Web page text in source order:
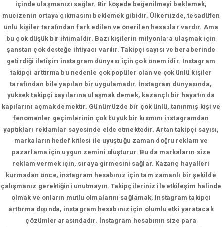
içinde ulaşmanızı sağlar. Bir köşede beğenilmeyi beklemek,
mucizenin ortaya çıkmasını beklemek gibidir. Ülkemizde, tesadüfen
ünlü kişiler tarafından fark edilen ve önerilen hesaplar vardır. Ama
bu çok düşük bir ihtimaldir. Bazı kişilerin milyonlara ulaşmak için
şanstan çok desteğe ihtiyacı vardır. Takipçi sayısı ve beraberinde
getirdiği iletişim instagram dünyası için çok önemlidir. Instagram
takipçi arttirma bu nedenle çok popüler olan ve çok ünlü kişiler
tarafından bile yapılan bir uygulamadır. İnstagram dünyasında,
yüksek takipçi sayılarına ulaşmak demek, kazançlı bir hayatın da
kapılarını açmak demektir. Günümüzde bir çok ünlü, tanınmış kişi ve
fenomenler geçimlerinin çok büyük bir kısmını instagramdan
yaptıkları reklamlar sayesinde elde etmektedir. Artan takipçi sayısı,
markaların hedef kitlesi ile uyuştuğu zaman doğru reklam ve
pazarlama için uygun zemini oluşturur. Bu da markaların size
reklam vermek için, sıraya girmesini sağlar. Kazanç hayalleri
kurmadan önce, instagram hesabınız için tam zamanlı bir şekilde
çalışmanız gerektiğini unutmayın. Takipçileriniz ile etkileşim halinde
olmak ve onların mutlu olmalarını sağlamak, Instagram takipçi
arttırma dışında, instagram hesabınız için olumlu etki yaratacak
çözümler arasındadır. İnstagram hesabının size para